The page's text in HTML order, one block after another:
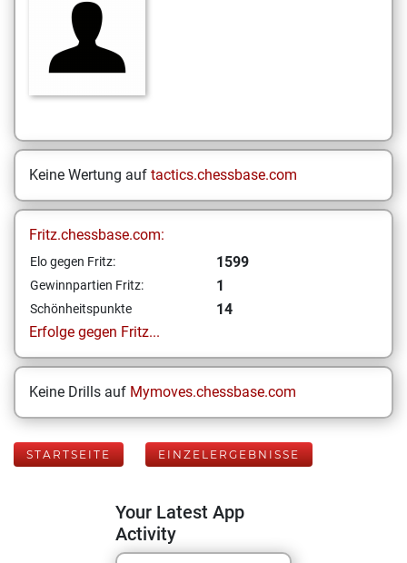
Keine Wertung auf tactics.chessbase.com
Fritz.chessbase.com:
Elo gegen Fritz: 1599
Gewinnpartien Fritz: 1
Schönheitspunkte
14
Erfolge gegen Fritz...
Keine Drills auf Mymoves.chessbase.com
STARTSEITE EINZELERGEBNISSE
Your Latest App
Activity